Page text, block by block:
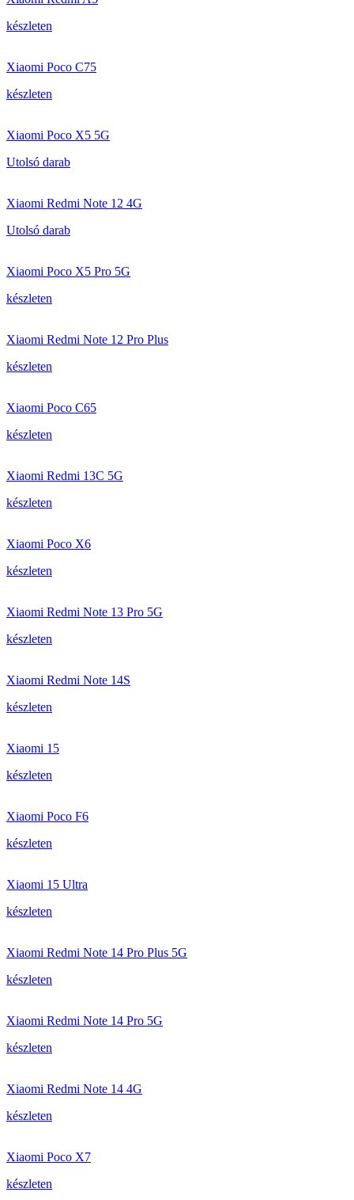
készleten
Xiaomi Poco C75
készleten
Xiaomi Poco X5 5G
Utolsó darab
Xiaomi Redmi Note 12 4G
Utolsó darab
Xiaomi Poco X5 Pro 5G
készleten
Xiaomi Redmi Note 12 Pro Plus
készleten
Xiaomi Poco C65
készleten
Xiaomi Redmi 13C 5G
készleten
Xiaomi Poco X6
készleten
Xiaomi Redmi Note 13 Pro 5G
készleten
Xiaomi Redmi Note 14S
készleten
Xiaomi 15
készleten
Xiaomi Poco F6
készleten
Xiaomi 15 Ultra
készleten
Xiaomi Redmi Note 14 Pro Plus 5G
készleten
Xiaomi Redmi Note 14 Pro 5G
készleten
Xiaomi Redmi Note 14 4G
készleten
Xiaomi Poco X7
készleten